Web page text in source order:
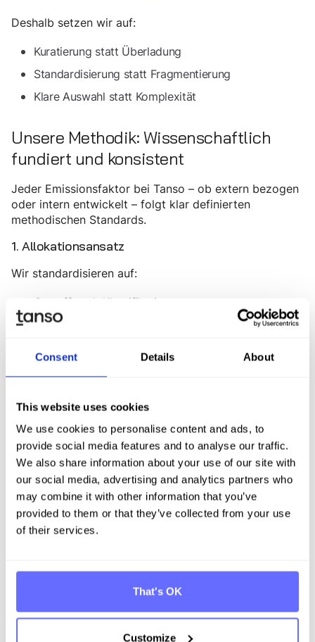
Consent Details About
This website uses cookies
We use cookies to personalise content and ads, to
provide social media features and to analyse our traffic.
We also share information about your use of our site with
our social media, advertising and analytics partners who
may combine it with other information that you’ve
provided to them or that they’ve collected from your use
of their services.
That's OK
Customize
Deshalb setzen wir auf:
Kuratierung statt Überladung
Standardisierung statt Fragmentierung
Klare Auswahl statt Komplexität
Unsere Methodik: Wissenschaftlich
fundiert und konsistent
Jeder Emissionsfaktor bei Tanso – ob extern bezogen
oder intern entwickelt – folgt klar definierten
methodischen Standards.
1. Allokationsansatz
Wir standardisieren auf:
Cut-off nach Klassifikation
Cut-off nach Attribution
So vermeiden wir Doppelzählungen und
stellenkonsistente Ergebnisse sicher.
2. LCIA-Methodiken
Wir unterstützen:
IPCC 2021
ReCiPe Midpoint
CML LCIA-Indikatoren
EF 3.1 LCIA-Indikatoren
wissenschaftlich fundierte Wirkungsbewertung.
Wir akzeptieren Emissionsfaktoren mit folgenden